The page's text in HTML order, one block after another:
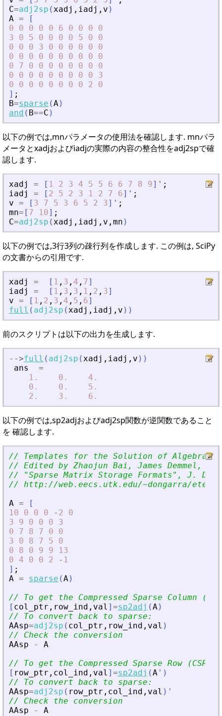
C=adj2sp (xadj , iadj , v )
A =
[
0
0 0 0 0 6 0 0 0
0
3
0 5 0 0 0 0 5 0
0
0
0 0 3 0 0 0 0 0
0
0
0 0 0 0 0 0 0 0
0
0
7 0 0 0 0 0 0 0
0
0
0 0 0 0 0 0 0 0
3
0
0 0 0 0 0 0 0 2
0
] ;
B=sparse (A)
and ( B==C )
以下の例では,mnパラメータの使用法を確認します. mnパラ
メータとxadjおよびiadjの実際の内容の整合性をadj2spで確
認します.
xadj = [ 1 2 3 4 5 5 6 6 7 8 9] ' ;
iadj
= [ 2 5 2 3 1 2 7 6] ' ;
v = [ 3 7 5 3 6 5 2 3] ' ;
mn= [ 7 10] ;
C=adj2sp (xadj , iadj , v , mn )
以下の例では,3行3列の疎行列を作成します. この例は, SciPy
の文書からの引用です.
xadj = [ 1 , 3 , 4 , 7]
iadj
= [ 1 , 3 , 3 , 1 , 2 , 3]
v = [ 1 , 2 , 3 , 4 , 5 , 6]
full ( adj2sp (xadj , iadj , v ) )
前のスクリプトは以下の出力を生成します.
- ->full ( adj2sp (xadj , iadj , v ) )
ans
=
1.
0.
4.
0.
0.
5.
2.
3. 6.
以下の例では,sp2adjおよびadj2sp関数が逆関数であること
を 確認します.
// Templates for the Solution of Algebraic
// Edited by Zhaojun Bai, James Demmel,
//
"Sparse Matrix Storage Formats" , J.
// http://web.eecs.utk.edu/~dongarra/
A =
[
10
0 0 0 - 2
0
3
9 0 0 0
3
0
7 8 7 0
0
3
0 8 7 5
0
0
8 0 9 9
13
0
4 0 0 2 - 1
] ;
A = sparse (A)
// To get the Compressed Sparse Column
[ col_ptr , row_ind , val ] =sp2adj (A)
// To convert back to sparse:
AAsp=adj2sp ( col_ptr , row_ind , val )
// Check the conversion
AAsp
-
A
// To get the Compressed Sparse Row (CSR) :
[ row_ptr , col_ind , val ] =sp2adj (A ' )
// To convert back to sparse:
AAsp=adj2sp ( row_ptr , col_ind , val ) '
// Check the conversion
AAsp
- A